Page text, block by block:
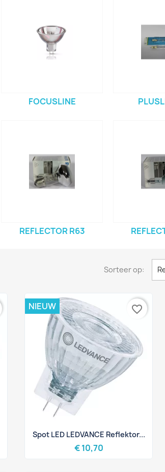
FOCUSLINE
REFLECTOR R63
Sorteer op:
 Snel bekijken
Spot LED LEDVANCE Reflektor...
€ 10,70
NIEUW favorite_border